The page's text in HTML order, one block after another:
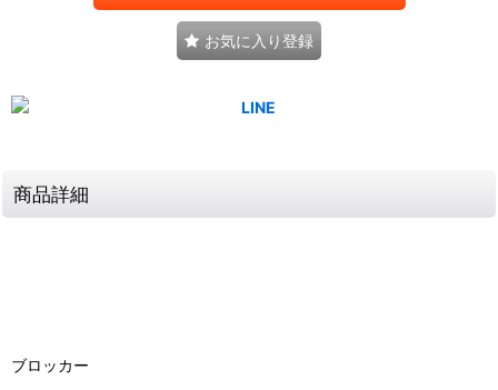
お気に入り登録
商品詳細
ブロッカー